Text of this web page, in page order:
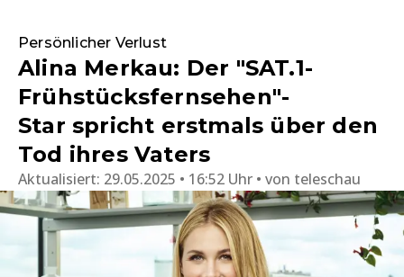
Persönlicher Verlust
Alina Merkau: Der "SAT.1-
Frühstücksfernsehen"-
Star spricht erstmals über den
Tod ihres Vaters
Aktualisiert: 29.05.2025 • 16:52 Uhr von teleschau